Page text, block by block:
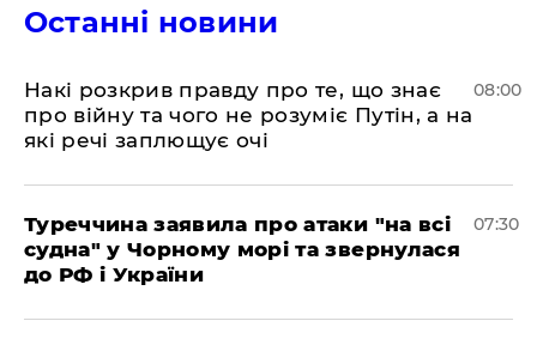
Останні новини
Накі розкрив правду про те, що знає
про війну та чого не розуміє Путін, а на
які речі заплющує очі
08:00
Туреччина заявила про атаки "на всі
судна" у Чорному морі та звернулася
до РФ і України
07:30